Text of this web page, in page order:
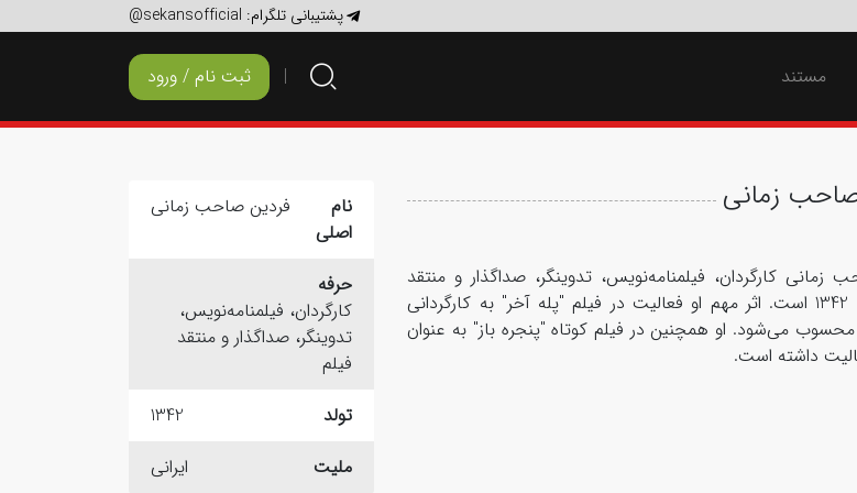
پشتیبانی تلگرام: @sekansofficial
ثبت نام / ورود مستند
زمانی
زمانی کارگردان، فیلمنامه‌نویس، تدوینگر، صداگذار و منتقد
فیلم متولد 1342 است. اثر مهم او فعالیت در فیلم "پله آخر" به کارگردانی
می‌شود. او همچنین در فیلم کوتاه "پنجره باز" به عنوان
داشته است.
نام
اصلی
فردین صاحب زمانی
حرفه
کارگردان، فیلمنامه‌نویس،
تدوینگر، صداگذار و منتقد
فیلم
تولد
1342
ملیت
ایرانی